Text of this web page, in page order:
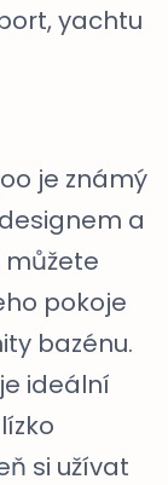
yachtu
je známý
a
pokoje
bazénu.
ideální
si užívat